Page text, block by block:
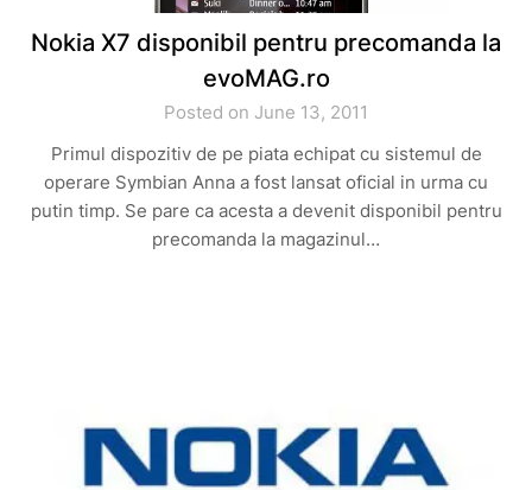
Nokia X7 disponibil pentru precomanda la
evoMAG.ro
Posted on June 13, 2011
Primul dispozitiv de pe piata echipat cu sistemul de
operare Symbian Anna a fost lansat oficial in urma cu
putin timp. Se pare ca acesta a devenit disponibil pentru
precomanda la magazinul…